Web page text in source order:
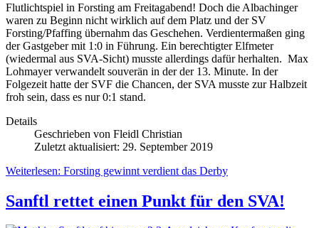
Flutlichtspiel in Forsting am Freitagabend! Doch die Albachinger
waren zu Beginn nicht wirklich auf dem Platz und der SV
Forsting/Pfaffing übernahm das Geschehen. Verdientermaßen ging
der Gastgeber mit 1:0 in Führung. Ein berechtigter Elfmeter
(wiedermal aus SVA-Sicht) musste allerdings dafür herhalten. Max
Lohmayer verwandelt souverän in der der 13. Minute. In der
Folgezeit hatte der SVF die Chancen, der SVA musste zur Halbzeit
froh sein, dass es nur 0:1 stand.
Details
Geschrieben von Fleidl Christian
Zuletzt aktualisiert: 29. September 2019
Weiterlesen: Forsting gewinnt verdient das Derby
Sanftl rettet einen Punkt für den SVA!